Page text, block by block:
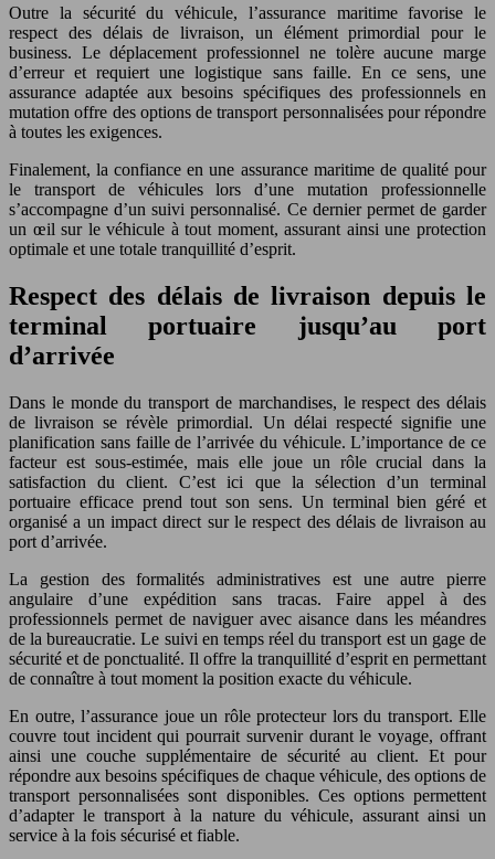
Outre la sécurité du véhicule, l’assurance maritime favorise le
respect des délais de livraison, un élément primordial pour le
business. Le déplacement professionnel ne tolère aucune marge
d’erreur et requiert une logistique sans faille. En ce sens, une
assurance adaptée aux besoins spécifiques des professionnels en
mutation offre des options de transport personnalisées pour répondre
à toutes les exigences.
Finalement, la confiance en une assurance maritime de qualité pour
le transport de véhicules lors d’une mutation professionnelle
s’accompagne d’un suivi personnalisé. Ce dernier permet de garder
un œil sur le véhicule à tout moment, assurant ainsi une protection
optimale et une totale tranquillité d’esprit.
Respect des délais de livraison depuis le
terminal portuaire jusqu’au port
d’arrivée
Dans le monde du transport de marchandises, le respect des délais
de livraison se révèle primordial. Un délai respecté signifie une
planification sans faille de l’arrivée du véhicule. L’importance de ce
facteur est sous-estimée, mais elle joue un rôle crucial dans la
satisfaction du client. C’est ici que la sélection d’un terminal
portuaire efficace prend tout son sens. Un terminal bien géré et
organisé a un impact direct sur le respect des délais de livraison au
port d’arrivée.
La gestion des formalités administratives est une autre pierre
angulaire d’une expédition sans tracas. Faire appel à des
professionnels permet de naviguer avec aisance dans les méandres
de la bureaucratie. Le suivi en temps réel du transport est un gage de
sécurité et de ponctualité. Il offre la tranquillité d’esprit en permettant
de connaître à tout moment la position exacte du véhicule.
En outre, l’assurance joue un rôle protecteur lors du transport. Elle
couvre tout incident qui pourrait survenir durant le voyage, offrant
ainsi une couche supplémentaire de sécurité au client. Et pour
répondre aux besoins spécifiques de chaque véhicule, des options de
transport personnalisées sont disponibles. Ces options permettent
d’adapter le transport à la nature du véhicule, assurant ainsi un
service à la fois sécurisé et fiable.